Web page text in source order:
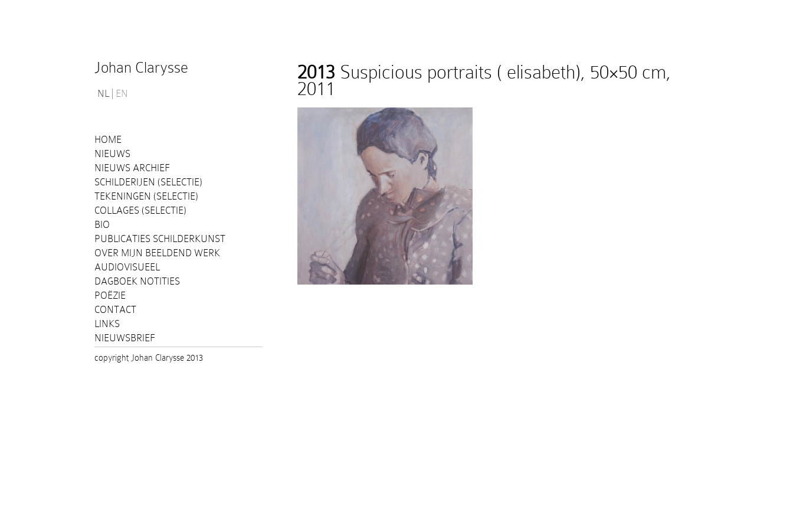
Johan Clarysse
NL EN
HOME
NIEUWS
NIEUWS ARCHIEF
SCHILDERIJEN (SELECTIE)
TEKENINGEN (SELECTIE)
COLLAGES (SELECTIE)
BIO
PUBLICATIES SCHILDERKUNST
OVER MIJN BEELDEND WERK
AUDIOVISUEEL
DAGBOEK NOTITIES
POËZIE
CONTACT
LINKS
NIEUWSBRIEF
2013 Suspicious portraits ( elisabeth), 50×50 cm,
2011
copyright Johan Clarysse 2013